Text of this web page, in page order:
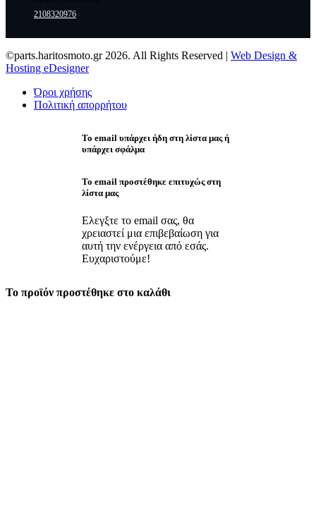
2108320976
©parts.haritosmoto.gr 2026. All Rights Reserved | Web Design &
Hosting eDesigner
Όροι χρήσης
Πολιτική απορρήτου
Το email υπάρχει ήδη στη λίστα μας ή
υπάρχει σφάλμα
Το email προστέθηκε επιτυχώς στη
λίστα μας
Ελεγξτε το email σας, θα
χρειαστεί μια επιβεβαίωση για
αυτή την ενέργεια από εσάς.
Ευχαριστούμε!
Το προϊόν προστέθηκε στο καλάθι